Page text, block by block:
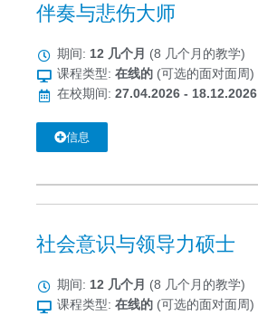
伴奏与悲伤大师
期间: 12 几个月 (8 几个月的教学)
课程类型: 在线的(可选的面对面周)
在校期间: 27.04.2026 - 18.12.2026
信息
社会意识与领导力硕士
期间: 12 几个月 (8 几个月的教学)
课程类型: 在线的(可选的面对面周)